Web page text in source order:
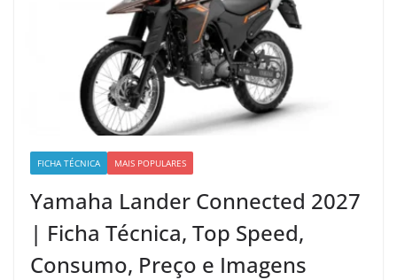
FICHA TÉCNICA MAIS POPULARES
Yamaha Lander Connected 2027
| Ficha Técnica, Top Speed,
Consumo, Preço e Imagens